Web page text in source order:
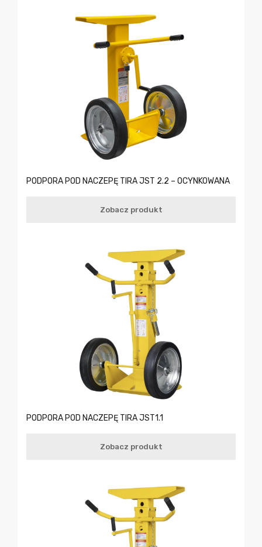
PODPORA POD NACZEPĘ TIRA JST 2.2 – OCYNKOWANA
Zobacz produkt
PODPORA POD NACZEPĘ TIRA JST1.1
Zobacz produkt